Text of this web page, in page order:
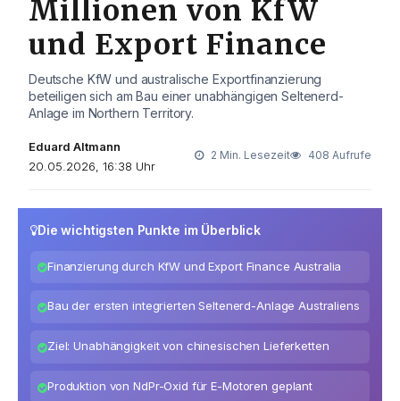
Millionen von KfW
und Export Finance
Deutsche KfW und australische Exportfinanzierung
beteiligen sich am Bau einer unabhängigen Seltenerd-
Anlage im Northern Territory.
Eduard Altmann
20.05.2026, 16:38 Uhr
2 Min. Lesezeit 408 Aufrufe
Die wichtigsten Punkte im Überblick
Finanzierung durch KfW und Export Finance Australia
Bau der ersten integrierten Seltenerd-Anlage Australiens
Ziel: Unabhängigkeit von chinesischen Lieferketten
Produktion von NdPr-Oxid für E-Motoren geplant